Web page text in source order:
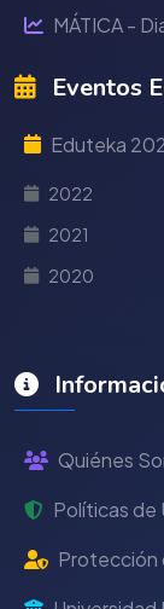
MÁTICA -
Eventos
Eduteka
2022
2021
2020
Quiénes
Políticas de
Protección